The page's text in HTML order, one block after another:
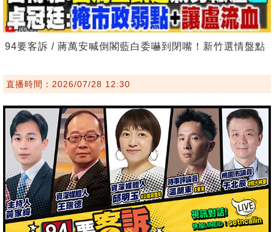
94要客訴 / 蔣萬安喊倒閣藍白委嚇到閉嘴！新竹選情盤點
直播時間：2026/07/28 12:30